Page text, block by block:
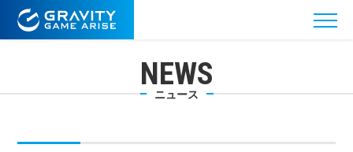
NEWS
ニュース